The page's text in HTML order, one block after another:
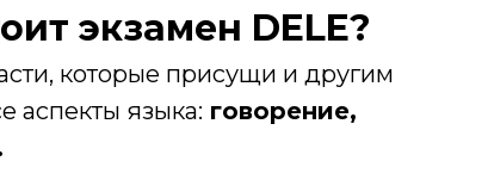
экзамен DELE?
которые присущи и другим
аспекты языка: говорение,